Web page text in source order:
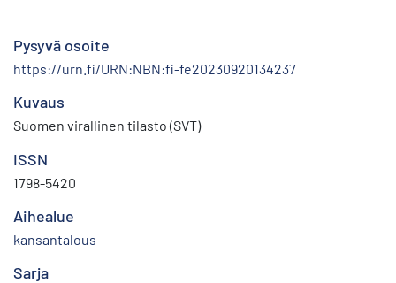
Pysyvä osoite
https://urn.fi/URN:NBN:fi-fe20230920134237
Kuvaus
Suomen virallinen tilasto (SVT)
ISSN
1798-5420
Aihealue
kansantalous
Sarja